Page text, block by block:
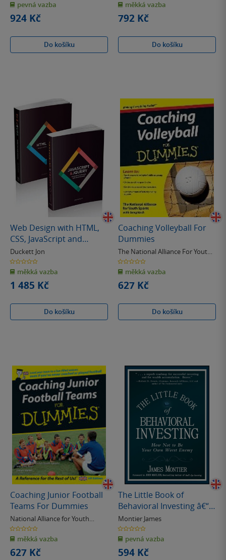
5
hvězdiček
pevná vazba
924 Kč
Do košíku
and the Turing Machine
5
hvězdiček
měkká vazba
792 Kč
Do košíku
Web Design with HTML,
CSS, JavaScript and
jQuery Set
Duckett Jon
0.0
z
5
hvězdiček
měkká vazba
1 485 Kč
Do košíku
Coaching Volleyball For
Dummies
The National Alliance For Youth
Sports
0.0
z
5
hvězdiček
měkká vazba
627 Kč
Do košíku
Coaching Junior Football
Teams For Dummies
National Alliance for Youth
Sports
0.0
z
5
hvězdiček
měkká vazba
627 Kč
The Little Book of
Behavioral Investing â€“
How not to be your own
worst enemy
Montier James
0.0
z
5
hvězdiček
pevná vazba
594 Kč